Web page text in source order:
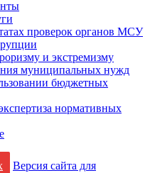
проверок органов МСУ
и экстремизму
муниципальных нужд
бюджетных
нормативных
Версия сайта для